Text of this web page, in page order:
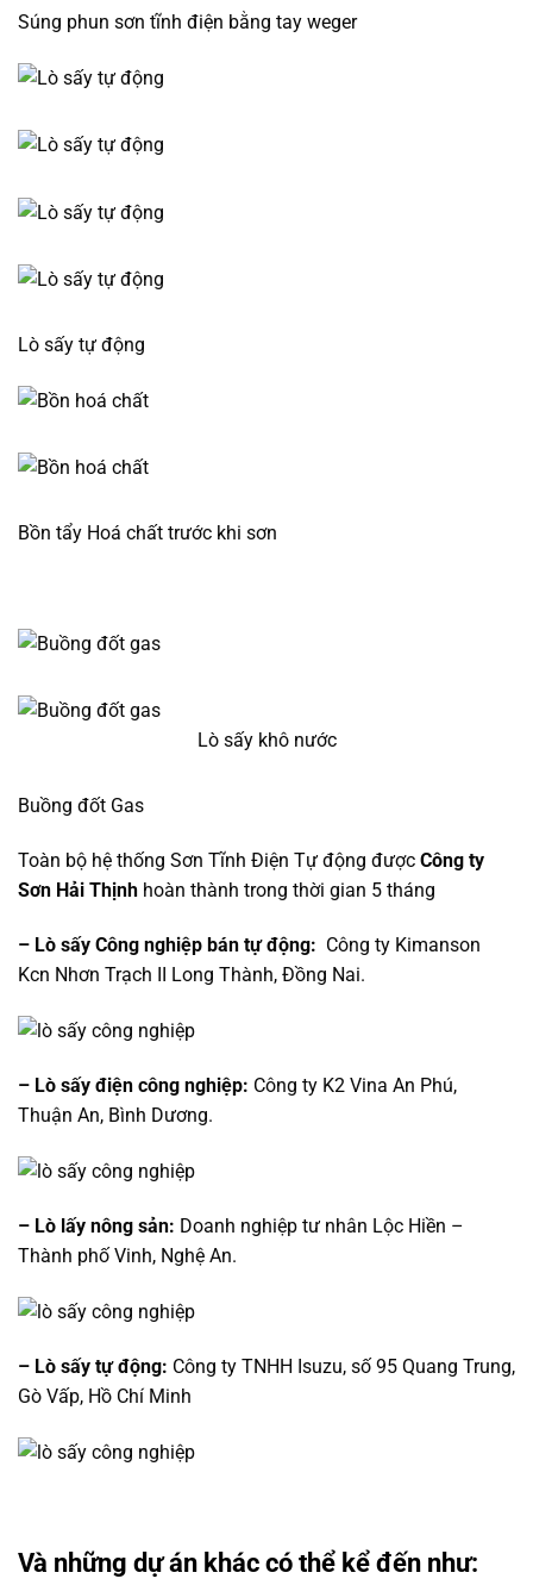
Súng phun sơn tĩnh điện bằng tay weger
Lò sấy tự động
Bồn tẩy Hoá chất trước khi sơn
Lò sấy khô nước
Buồng đốt Gas
Toàn bộ hệ thống Sơn Tĩnh Điện Tự động được Công ty
Sơn Hải Thịnh hoàn thành trong thời gian 5 tháng
– Lò sấy Công nghiệp bán tự động: Công ty Kimanson
Kcn Nhơn Trạch II Long Thành, Đồng Nai.
– Lò sấy điện công nghiệp: Công ty K2 Vina An Phú,
Thuận An, Bình Dương.
– Lò lấy nông sản: Doanh nghiệp tư nhân Lộc Hiền –
Thành phố Vinh, Nghệ An.
– Lò sấy tự động: Công ty TNHH Isuzu, số 95 Quang Trung,
Gò Vấp, Hồ Chí Minh
Và những dự án khác có thể kể đến như: